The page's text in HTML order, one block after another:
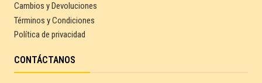
Cambios y Devoluciones
Términos y Condiciones
Política de privacidad
CONTÁCTANOS